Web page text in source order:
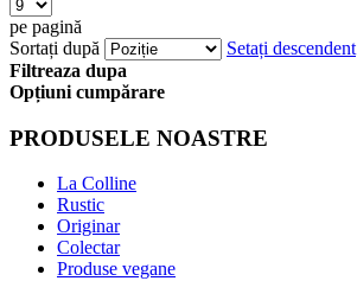
pe pagină
Sortați după
Setați descendent
Filtreaza dupa
Opțiuni cumpărare
PRODUSELE NOASTRE
La Colline
Rustic
Originar
Colectar
Produse vegane